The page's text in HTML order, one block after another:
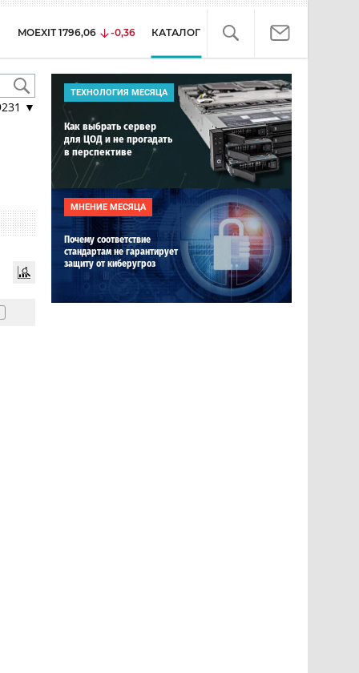
MOEXIT 1796,06 -0,36 КАТАЛОГ
▼
ТЕХНОЛОГИЯ МЕСЯЦА
Как выбрать сервер
для ЦОД и не прогадать
в перспективе
МНЕНИЕ МЕСЯЦА
Почему соответствие
стандартам не гарантирует
защиту от киберугроз